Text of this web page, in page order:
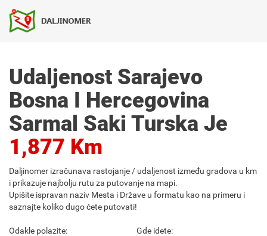
Udaljenost Sarajevo
Bosna I Hercegovina
Sarmal Saki Turska Je
1,877 Km
Daljinomer izračunava rastojanje / udaljenost između gradova u km
i prikazuje najbolju rutu za putovanje na mapi.
Upišite ispravan naziv Mesta i Države u formatu kao na primeru i
saznajte koliko dugo ćete putovati!
Odakle polazite: Gde idete: